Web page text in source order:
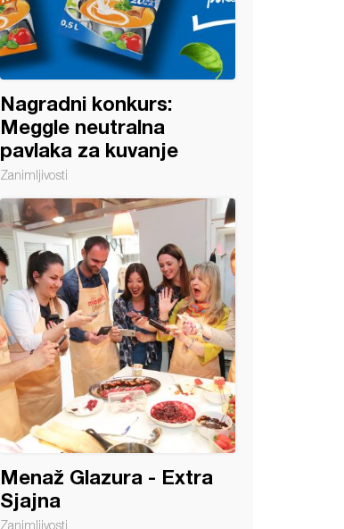
Nagradni konkurs:
Meggle neutralna
pavlaka za kuvanje
Zanimljivosti
Menaž Glazura - Extra
Sjajna
Zanimljivosti